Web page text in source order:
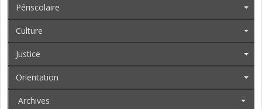
Périscolaire
Culture
Justice
Orientation
Archives